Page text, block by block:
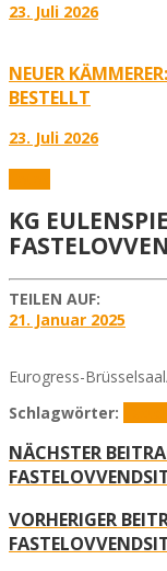
23. Juli 2026
NEUER
BESTELLT
23. Juli 2026
KG
TEILEN AUF:
21. Januar 2025
Eurogress-
Schlagwörter:
NÄCHSTER
VORHERIGER